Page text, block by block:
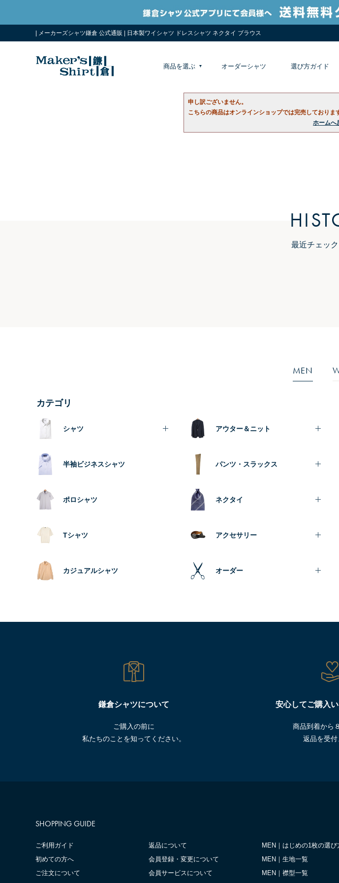
| メーカーズシャツ鎌倉 公式通販 | 日本製ワイシャツ ドレスシャツ ネクタイ ブラウス
商品を選ぶ オーダーシャツ 選び方ガイド
申し訳ございません。
こちらの商品はオンラインショップでは完売しておりま
ホームへ
最近チェッ
MEN
カテゴリ
シャツ
半袖ビジネスシャツ
ポロシャツ
Tシャツ
カジュアルシャツ
アウター＆ニット
パンツ・スラックス
ネクタイ
アクセサリー
オーダー
鎌倉シャツについて
ご購入の前に
私たちのことを知ってください。
安心してご購入
商品到着から
返品を受付
SHOPPING GUIDE
ご利用ガイド
初めての方へ
ご注文について
返品について
会員登録・変更について
会員サービスについて
MEN｜はじめの1枚の選び
MEN｜生地一覧
MEN｜襟型一覧